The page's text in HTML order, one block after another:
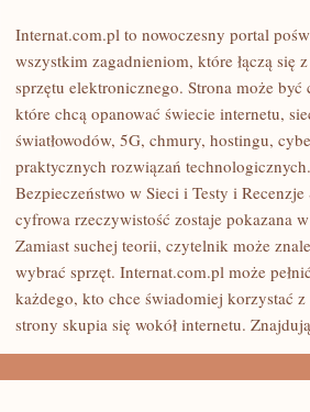
CZYTELNICY
TEMACIE
Internat.com.pl to nowoczesny portal
wszystkim zagadnieniom, które łączą się
sprzętu elektronicznego. Strona może
które chcą opanować świecie internetu,
światłowodów, 5G, chmury, hostingu,
praktycznych rozwiązań
Bezpieczeństwo w Sieci i Testy i
cyfrowa rzeczywistość zostaje pokazana
Zamiast suchej teorii, czytelnik może
wybrać sprzęt. Internat.com.pl może
każdego, kto chce świadomiej korzystać
strony skupia się wokół internetu.